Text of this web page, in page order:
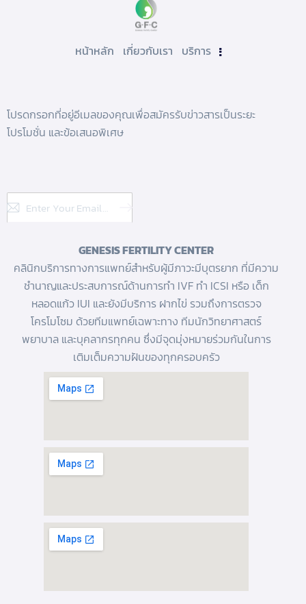
หน้าหลัก เกี่ยวกับเรา บริการ
โปรดกรอกที่อยู่อีเมลของคุณเพื่อสมัครรับข่าวสารเป็นระยะ
โปรโมชั่น และข้อเสนอพิเศษ
Subscribe
GENESIS FERTILITY CENTER
คลินิกบริการทางการแพทย์สำหรับผู้มีภาวะมีบุตรยาก ที่มีความ
ชำนาญและประสบการณ์ด้านการทํา IVF ทำ ICSI หรือ เด็ก
หลอดแก้วIUI และยังมีบริการ ฝากไข่ รวมถึงการตรวจ
โครโมโซม ด้วยทีมแพทย์เฉพาะทาง ทีมนักวิทยาศาสตร์
พยาบาล และบุคลากรทุกคน ซึ่งมีจุดมุ่งหมายร่วมกันในการ
เติมเต็มความฝันของทุกครอบครัว